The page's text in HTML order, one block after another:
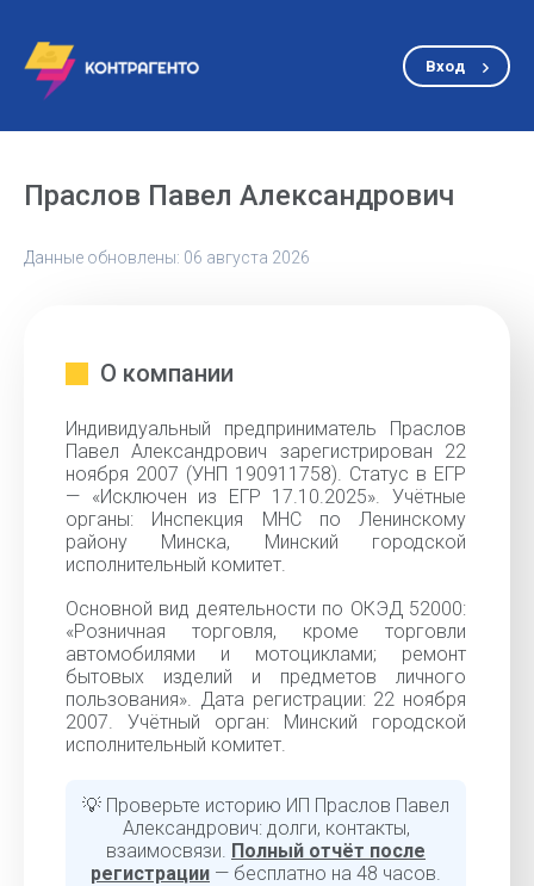
Вход
Праслов Павел Александрович
Данные обновлены: 06 августа 2026
О компании
Индивидуальный предприниматель Праслов
Павел Александрович зарегистрирован 22
ноября 2007 (УНП 190911758). Статус в ЕГР
— «Исключен из ЕГР 17.10.2025». Учётные
органы: Инспекция МНС по Ленинскому
району Минска, Минский городской
исполнительный комитет.
Основной вид деятельности по ОКЭД 52000:
«Розничная торговля, кроме торговли
автомобилями и мотоциклами; ремонт
бытовых изделий и предметов личного
пользования». Дата регистрации: 22 ноября
2007. Учётный орган: Минский городской
исполнительный комитет.
💡 Проверьте историю ИП Праслов Павел
Александрович: долги, контакты,
взаимосвязи. Полный отчёт после
регистрации — бесплатно на 48 часов.